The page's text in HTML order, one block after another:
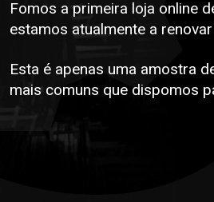
Fomos a primeira loja online
estamos atualmente a
Esta é apenas uma amostra
mais comuns que dispomos